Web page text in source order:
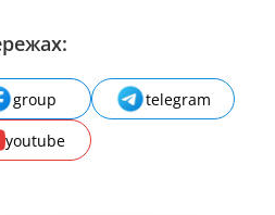
group
telegram
youtube